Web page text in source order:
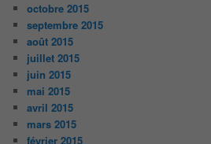
octobre 2015
septembre 2015
août 2015
juillet 2015
juin 2015
mai 2015
avril 2015
mars 2015
février 2015